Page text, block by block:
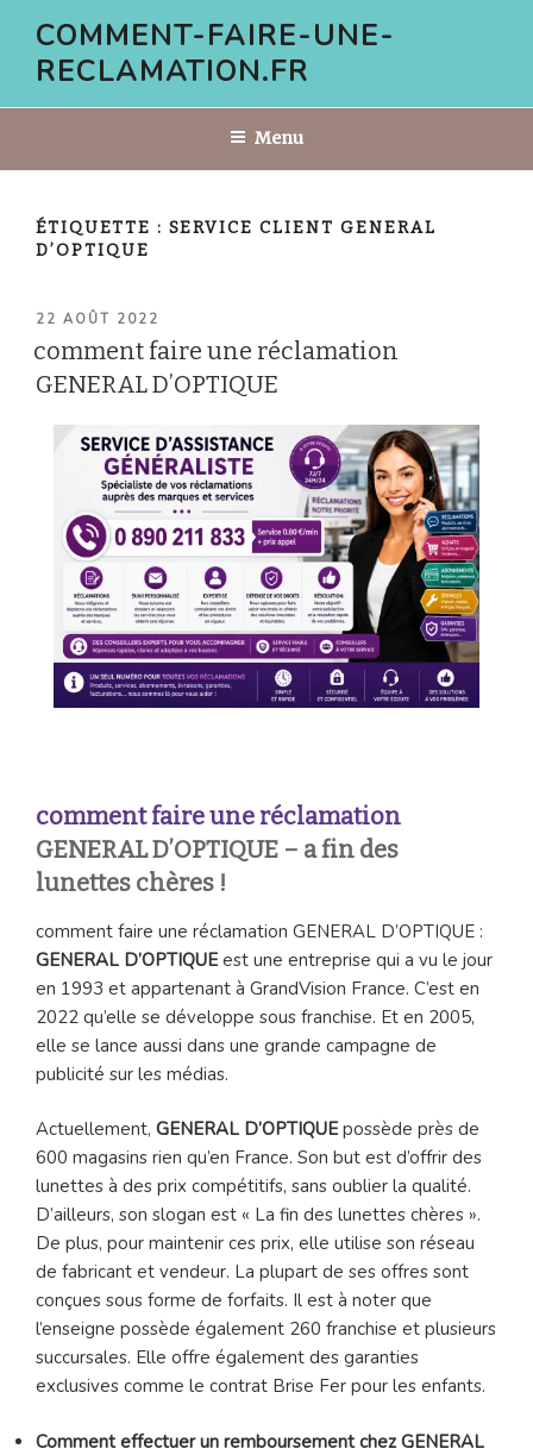
contenu
COMMENT-FAIRE-UNE-
RECLAMATION.FR
Menu
ÉTIQUETTE : SERVICE CLIENT GENERAL
D’OPTIQUE
PUBLIÉ
22 AOÛT 2022
comment faire une réclamation
GENERAL D’OPTIQUE
comment faire une réclamation
GENERAL D’OPTIQUE – a fin des
lunettes chères !
comment faire une réclamation GENERAL D’OPTIQUE :
GENERAL D’OPTIQUEest une entreprise qui a vu le jour
en 1993 et appartenant à GrandVision France. C’est en
2022 qu’elle se développe sous franchise. Et en 2005,
elle se lance aussi dans une grande campagne de
publicité sur les médias.
Actuellement, GENERAL D’OPTIQUEpossède près de
600 magasins rien qu’en France. Son but est d’offrir des
lunettes à des prix compétitifs, sans oublier la qualité.
D’ailleurs, son slogan est « La fin des lunettes chères ».
De plus, pour maintenir ces prix, elle utilise son réseau
de fabricant et vendeur. La plupart de ses offres sont
conçues sous forme de forfaits. Il est à noter que
l’enseigne possède également 260 franchise et plusieurs
succursales. Elle offre également des garanties
exclusives comme le contrat Brise Fer pour les enfants.
Comment effectuer un remboursement chez GENERAL